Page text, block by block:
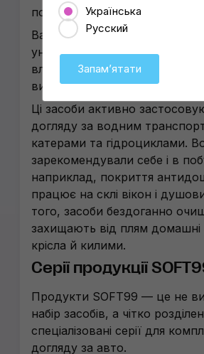
поверхнях авто.
Варто зазначити, що завдяки
універсальності та високим
властивостям, продукція
вийшла за межі автомобільної
Ці засоби активно
догляду за водним
катерами та гідроциклами.
зарекомендували себе і в
наприклад, покриття
працює на склі вікон і
того, засоби бездоганно
захищають від плям домашні
крісла й килими.
Серії продукції
Продукти SOFT99 — це не
набір засобів, а чітко
спеціалізовані серії для
догляду за авто.
Українська
Русский
Запамʼятати